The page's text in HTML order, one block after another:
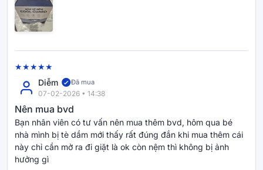
• Set gồm 2
• Tạo cảm giác dễ chịu khi nằm, hỗ trợ mẹ và bé ngủ sâu,
ngủ ngon hơn.
Ai phù hợp với Amando Cool Guard?
• Gia đình có trẻ nhỏ, bé hay đổ mồ hôi, hay làm đổ nước
hoặc sữa.
Diễm Đã mua
07-02-2026 • 14:38
Nên mua bvd
Bạn nhân viên có tư vấn nên mua thêm bvd, hôm qua bé
nhà mình bị tè dầm mới thấy rất đúng đắn khi mua thêm cái
này chỉ cần mở ra đi giặt là ok còn nệm thì không bị ảnh
hưởng gì